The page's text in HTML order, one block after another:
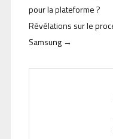
pour la plateforme ?
Révélations sur le
Samsung→